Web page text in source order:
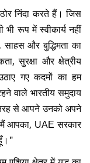
निंदा करते हैं। जिस
रूप में स्वीकार्य नहीं
और बुद्धिमता का
सुरक्षा और क्षेत्रीय
गए कदमों का हम
वाले भारतीय समुदाय
से आपने उनको अपने
आपका, UAE सरकार